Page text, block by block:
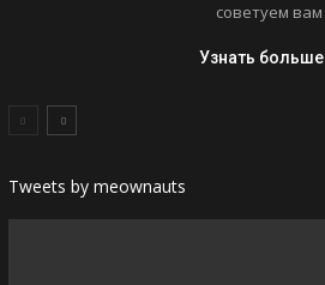
советуем вам
Узнать больше
Tweets by meownauts